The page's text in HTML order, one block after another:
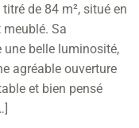
de 84 m², situé en
meublé. Sa
belle luminosité,
agréable ouverture
et bien pensé